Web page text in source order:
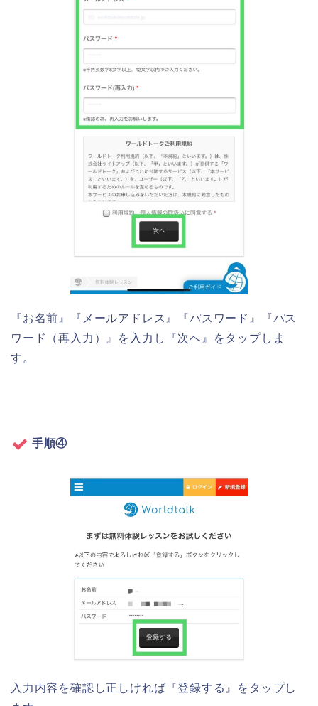
『お名前』『メールアドレス』『パスワード』『パス
ワード（再入力）』を入力し『次へ』をタップしま
す。
手順④
入力内容を確認し正しければ『登録する』をタップし